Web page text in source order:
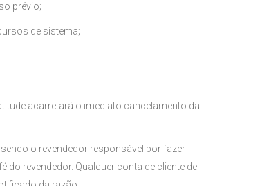
prévio;
de sistema;
acarretará o imediato cancelamento da
o revendedor responsável por fazer
revendedor. Qualquer conta de cliente de